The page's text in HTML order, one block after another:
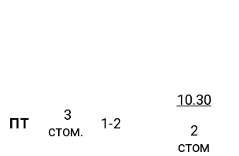
ПТ
3
стом.
1-2
10.30
2
стом